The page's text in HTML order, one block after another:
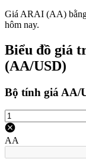
Giá ARAI (AA)
hôm nay.
Biểu đồ giá
(AA/USD)
Bộ tính giá AA/
AA